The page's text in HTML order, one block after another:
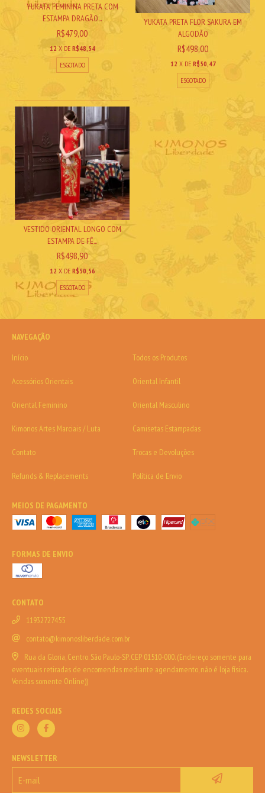
YUKATA FEMININA PRETA COM
ESTAMPA DRAGÃO...
R$479,00
12 X DE R$48,54
ESGOTADO
YUKATA PRETA FLOR SAKURA EM
ALGODÃO
R$498,00
12 X DE R$50,47
ESGOTADO
VESTIDO ORIENTAL LONGO COM
ESTAMPA DE FÊ...
R$498,90
12 X DE R$50,56
ESGOTADO
NAVEGAÇÃO
Início
Todos os Produtos
Acessórios Orientais Oriental Infantil
Oriental Feminino Oriental Masculino
Kimonos Artes Marciais / Luta Camisetas Estampadas
Contato Trocas e Devoluções
Refunds & Replacements Política de Envio
MEIOS DE PAGAMENTO
FORMAS DE ENVIO
CONTATO
11932727455
contato@kimonosliberdade.com.br
Rua da Gloria, Centro. São Paulo-SP. CEP 01510-000. (Endereço somente para
eventuais retiradas de encomendas mediante agendamento, não é loja física.
Vendas somente Online))
REDES SOCIAIS
NEWSLETTER